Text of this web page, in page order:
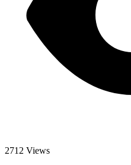
2712 Views